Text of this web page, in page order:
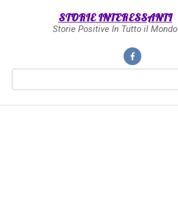
STORIE INTERESSANTI
Storie Positive In Tutto il Mondo